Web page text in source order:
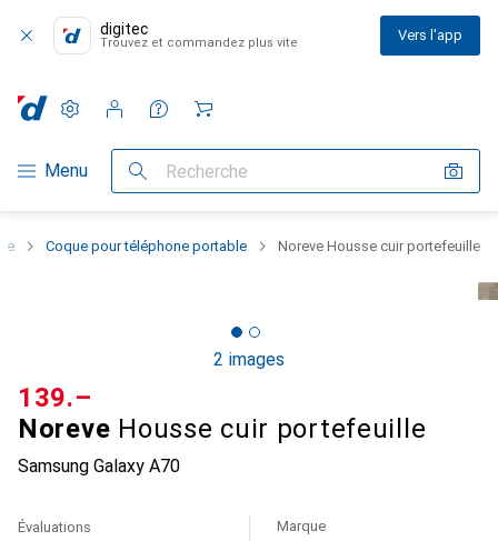
digitec
Trouvez et commandez plus vite Vers l'app
Navigation par catégorie
Menu Recherche
Paramètres
Compte client
Listes de comparaison
Listes d'envies
Panier
Coque pour téléphone portable Noreve Housse cuir portefeuille
2 images
Noreve Housse cuir portefeuille
Samsung Galaxy A70
CHF
139.–
Évaluations Marque